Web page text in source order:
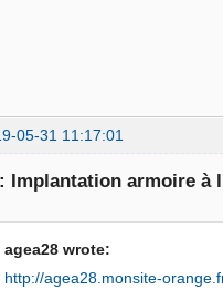
05-31 11:17:01
Implantation armoire à
agea28 wrote:
http://agea28.monsite-